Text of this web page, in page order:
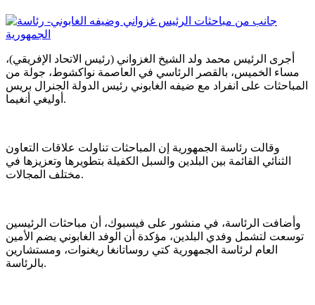
أجرى الرئيس محمد ولد الشيخ الغزواني (رئيس الاتحاد الإفريقي)،
مساء الخميس، بالقصر الرئاسي في العاصمة نواكشوط، جولة من
المباحثات على انفراد مع ضيفه الغابوني رئيس الدولة الجنرال بريس
أوليغي أنغيما.
وقالت رئاسة الجمهورية إن المباحثات تناولت علاقات التعاون
الثنائي القائمة بين البلدين والسبل الكفيلة بتطويرها وتعزيزها في
مختلف المجالات.
وأضافت الرئاسة، في منشور على فيسبوك، أن مباحثات الرئيسين
توسعت لتشمل وفدي البلدين، مؤكدة أن الوفد الغابوني يضم الأمين
العام لرئاسة الجمهورية كتي روساتانغا ريغنوات، ومستشارين
بالرئاسة.